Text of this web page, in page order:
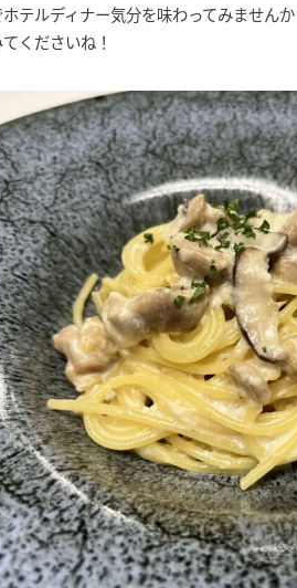
テルディナー気分を味わってみませんか
くださいね！